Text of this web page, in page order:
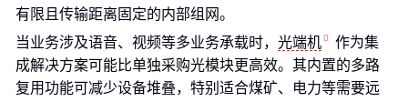
有限且传输距离固定的内部组网。
当业务涉及语音、视频等多业务承载时， 光端机
作为集
成解决方案可能比单独采购光模块更高效。其内置的多路
复用功能可减少设备堆叠，特别适合煤矿、电力等需要远